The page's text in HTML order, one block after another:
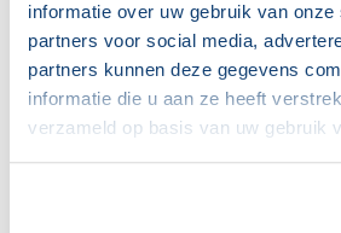
informatie over uw gebruik van onze
partners voor social media,
partners kunnen deze gegevens
informatie die u aan ze heeft
verzameld op basis van uw gebruik
achterhoudt of te laat
het vertrouwen en maak je
onmogelijk.
Daarnaast zien we vaak dat
kritiek persoonlijk opvatten in
te zien als feedback op beleid